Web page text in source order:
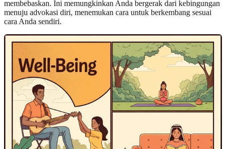
membebaskan. Ini memungkinkan Anda bergerak dari kebingungan
menuju advokasi diri, menemukan cara untuk berkembang sesuai
cara Anda sendiri.